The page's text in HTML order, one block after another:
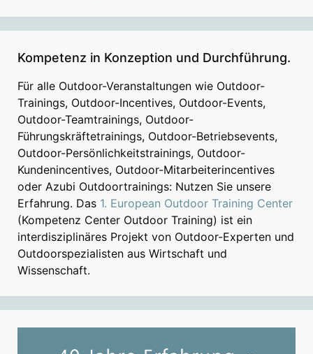
Kompetenz in Konzeption und Durchführung.
Für alle Outdoor-Veranstaltungen wie Outdoor-
Trainings, Outdoor-Incentives, Outdoor-Events,
Outdoor-Teamtrainings, Outdoor-
Führungskräftetrainings, Outdoor-Betriebsevents,
Outdoor-Persönlichkeitstrainings, Outdoor-
Kundenincentives, Outdoor-Mitarbeiterincentives
oder Azubi Outdoortrainings: Nutzen Sie unsere
Erfahrung. Das 1. European Outdoor Training Center
(Kompetenz Center Outdoor Training) ist ein
interdisziplinäres Projekt von Outdoor-Experten und
Outdoorspezialisten aus Wirtschaft und
Wissenschaft.